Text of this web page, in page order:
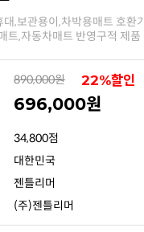
트,자동차매트 반영구적 제품
890,000원 22%할인
696,000원
34,800점
대한민국
젠틀리머
(주)젠틀리머